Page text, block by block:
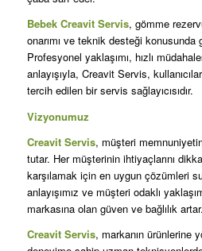
Bebek Creavit Servis, gömme
onarımı ve teknik desteği
Profesyonel yaklaşımı, hızlı
anlayışıyla, Creavit Servis,
tercih edilen bir servis sağlayıcısıdır.
Vizyonumuz
Creavit Servis, müşteri
tutar. Her müşterinin ihtiyaçlarını
karşılamak için en uygun çözümleri
anlayışımız ve müşteri odaklı
markasına olan güven ve bağlılık artar.
Creavit Servis, markanın ürünlerine